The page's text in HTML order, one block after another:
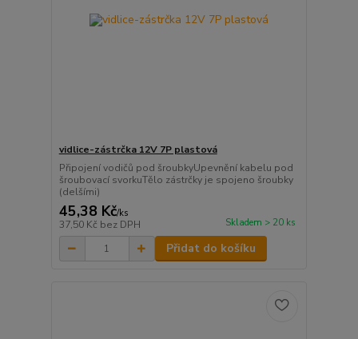
vidlice-zástrčka 12V 7P plastová
Připojení vodičů pod šroubkyUpevnění kabelu pod
šroubovací svorkuTělo zástrčky je spojeno šroubky
(delšími)
45,38 Kč/ks
37,50 Kč bez DPH Skladem > 20 ks
Přidat do košíku